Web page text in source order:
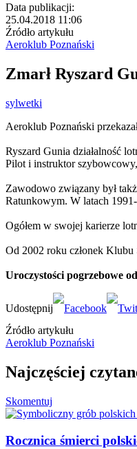
Data publikacji:
25.04.2018 11:06
Źródło artykułu
Aeroklub Poznański
Zmarł Ryszard
sylwetki
Aeroklub Poznański
Ryszard Gunia działalność
Pilot i instruktor
Zawodowo związany był
Ratunkowym. W latach
Ogółem w swojej karierze
Od 2002 roku członek
Uroczystości pogrzebowe
Źródło artykułu
Aeroklub Poznański
Najczęściej
Skomentuj
Rocznica śmierci